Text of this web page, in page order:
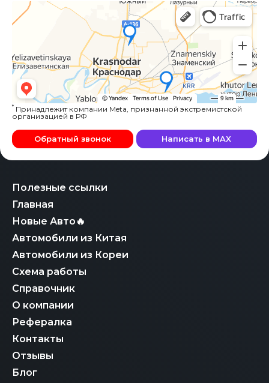
Полезные ссылки
Главная
Новые Авто🔥
Автомобили из Китая
Автомобили из Кореи
Схема работы
Справочник
О компании
Рефералка
Контакты
Отзывы
Блог
* Принадлежит компании Meta, признанной экстремистской
организацией в РФ
Обратный звонок Написать в MAX